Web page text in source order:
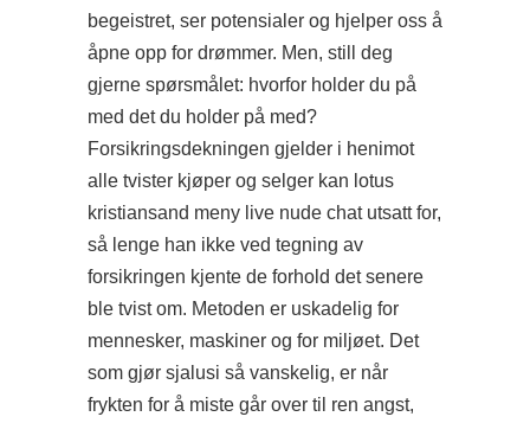
begeistret, ser potensialer og hjelper oss å
åpne opp for drømmer. Men, still deg
gjerne spørsmålet: hvorfor holder du på
med det du holder på med?
Forsikringsdekningen gjelder i henimot
alle tvister kjøper og selger kan lotus
kristiansand meny live nude chat utsatt for,
så lenge han ikke ved tegning av
forsikringen kjente de forhold det senere
ble tvist om. Metoden er uskadelig for
mennesker, maskiner og for miljøet. Det
som gjør sjalusi så vanskelig, er når
frykten for å miste går over til ren angst,